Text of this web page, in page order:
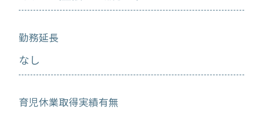
勤務延長
なし
育児休業取得実績有無